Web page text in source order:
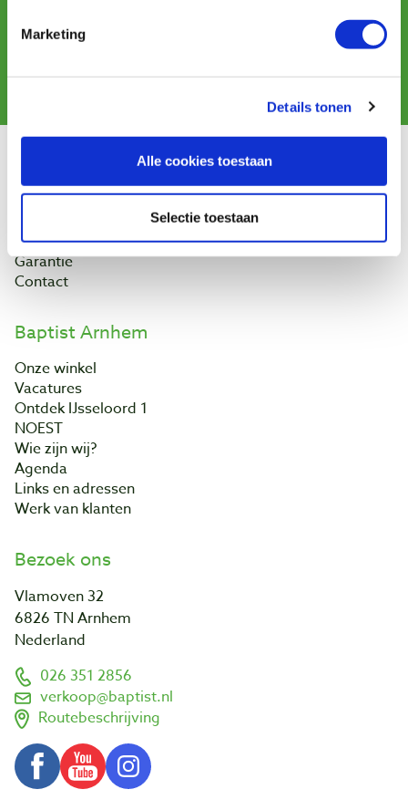
Marketing
Details tonen
Alle cookies toestaan
Selectie toestaan
Aanmelden
Klantenservice
Bestellen & levering
Retourneren
Garantie
Contact
Baptist Arnhem
Onze winkel
Vacatures
Ontdek IJsseloord 1
NOEST
Wie zijn wij?
Agenda
Links en adressen
Werk van klanten
Bezoek ons
Vlamoven 32
6826 TN Arnhem
Nederland
026 351 2856
verkoop@baptist.nl
Routebeschrijving